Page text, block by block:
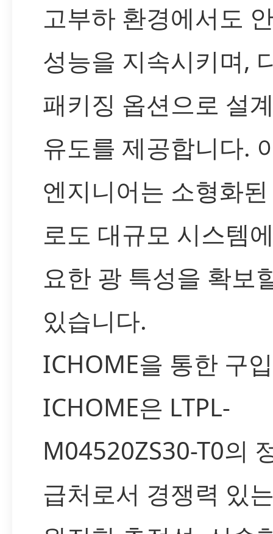
고부하 환경에서도
성능을 지속시키며,
패키징 옵션으로 설
유도를 제공합니다.
엔지니어는 소형화
로도 대규모 시스템
요한 광 특성을 확보
있습니다.
ICHOME을 통한 구
ICHOME은 LTPL-
M04520ZS30-T0의
급처로서 경쟁력 있